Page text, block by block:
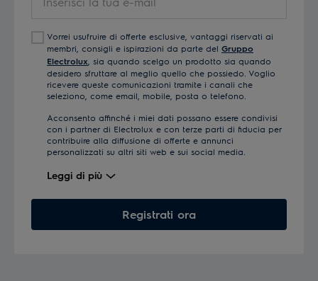
e-
mail
Vorrei usufruire di offerte esclusive, vantaggi riservati ai
membri, consigli e ispirazioni da parte del Gruppo
Electrolux , sia quando scelgo un prodotto sia quando
desidero sfruttare al meglio quello che possiedo. Voglio
ricevere queste comunicazioni tramite i canali che
seleziono, come email, mobile, posta o telefono.
Acconsento affinché i miei dati possano essere condivisi
con i partner di Electrolux e con terze parti di fiducia per
contribuire alla diffusione di offerte e annunci
personalizzati su altri siti web e sui social media.
Leggi di più
Registrati ora